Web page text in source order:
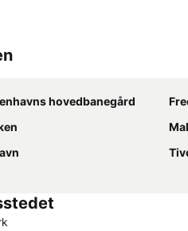
hovedbanegård